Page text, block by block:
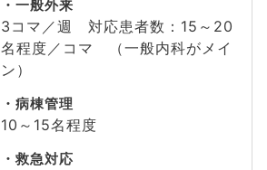
一般外来
3コマ／週 対応患者数：15～20
名程度／コマ （一般内科がメイ
ン）
病棟管理
10～15名程度
救急対応